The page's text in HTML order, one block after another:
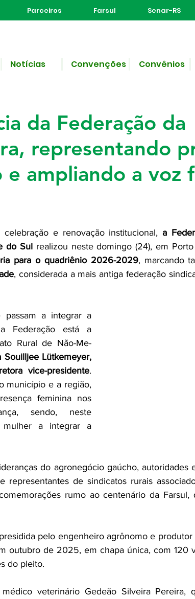
Parceiros Farsul Senar-RS
da Federação da
representando
e ampliando a voz
e renovação institucional, a
do Sul realizou neste domingo (24), em
para o quadriênio 2026-2029, marcando
, considerada a mais antiga federação
passam a integrar a
Federação está a
Rural de Não-Me-
Souilljee Lütkemeyer,
vice-presidente.
município e a região,
feminina nos
sendo, neste
mulher a integrar a
do agronegócio gaúcho, autoridades
e representantes de sindicatos rurais
rumo ao centenário da Farsul,
pelo engenheiro agrônomo e
outubro de 2025, em chapa única, com 120
do pleito.
veterinário Gedeão Silveira Pereira,
Notícias Convenções Convênios